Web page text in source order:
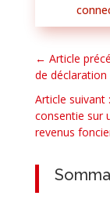
← Article
de déclaration
Article suivant
consentie sur
revenus